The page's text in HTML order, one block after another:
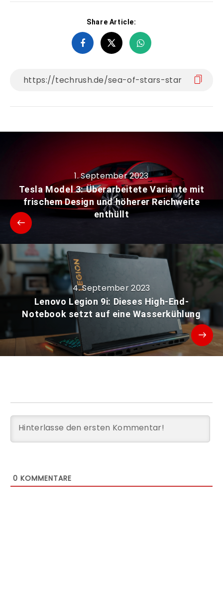
Share Article:
1. September 2023
Tesla Model 3: Überarbeitete Variante mit
frischem Design und höherer Reichweite
enthüllt
4. September 2023
Lenovo Legion 9i: Dieses High-End-
Notebook setzt auf eine Wasserkühlung
0 KOMMENTARE